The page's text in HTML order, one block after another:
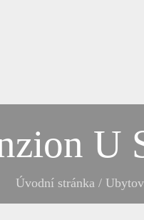
U
Úvodní stránka /